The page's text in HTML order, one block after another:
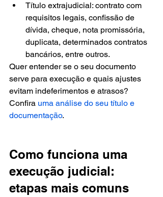
Título extrajudicial: contrato com
requisitos legais, confissão de
dívida, cheque, nota promissória,
duplicata, determinados contratos
bancários, entre outros.
Quer entender se o seu documento
serve para execução e quais ajustes
evitam indeferimentos e atrasos?
Confira uma análise do seu título e
documentação.
Como funciona uma
execução judicial:
etapas mais comuns